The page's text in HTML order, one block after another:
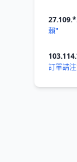
賴"
訂單請